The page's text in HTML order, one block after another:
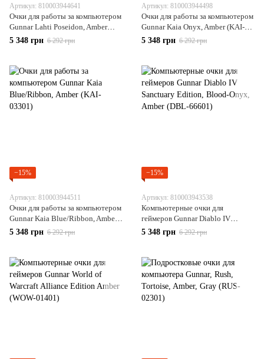
Артикул: 810003944641
Очки для работы за компьютером
Gunnar Lahti Poseidon, Amber
(LAH-05201)
5 348 грн 6 292 грн
Артикул: 810003944498
Очки для работы за компьютером
Gunnar Kaia Onyx, Amber (KAI-
00101)
5 348 грн 6 292 грн
−15%
Артикул: 810003944511
Очки для работы за компьютером
Gunnar Kaia Blue/Ribbon, Amber
(KAI-03301)
5 348 грн 6 292 грн
−15%
Артикул: 810003943538
Компьютерные очки для
геймеров Gunnar Diablo IV
Sanctuary Edition, Blood-Onyx,
5 348 грн 6 292 грн